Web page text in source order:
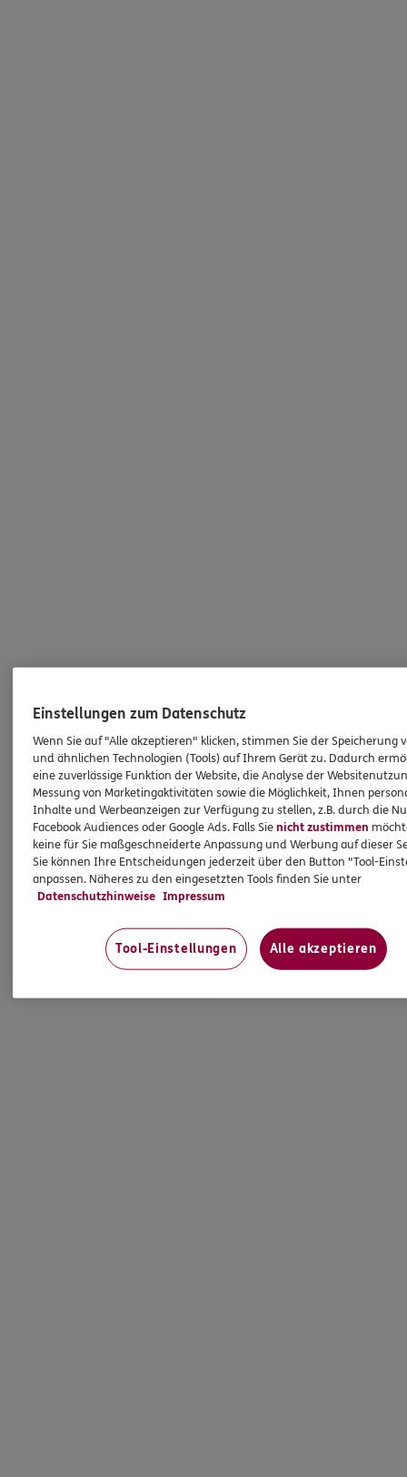
Einstellungen zum Datenschutz
Wenn Sie auf "Alle akzeptieren" klicken, stimmen Sie der Speicherung
und ähnlichen Technologien (Tools) auf Ihrem Gerät zu. Dadurch
eine zuverlässige Funktion der Website, die Analyse der
Messung von Marketingaktivitäten sowie die Möglichkeit, Ihnen
Inhalte und Werbeanzeigen zur Verfügung zu stellen, z.B. durch die
Facebook Audiences oder Google Ads. Falls Sienicht zustimmen
keine für Sie maßgeschneiderte Anpassung und Werbung auf dieser
Sie können Ihre Entscheidungen jederzeit über den Button "Tool-
anpassen. Näheres zu den eingesetzten Tools finden Sie unter
Datenschutzhinweise Impressum
Tool-Einstellungen Alle akzeptieren